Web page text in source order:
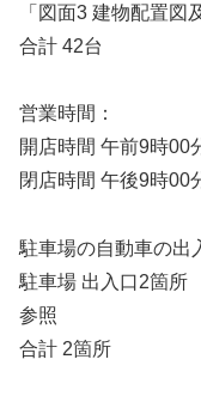
「図面3 建物配置図
合計 42台
営業時間：
開店時間 午前9時00
閉店時間 午後9時00
駐車場の自動車の出
駐車場 出入口2箇所
参照
合計 2箇所